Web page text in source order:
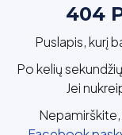
404
Puslapis, kurį
Po kelių
Jei